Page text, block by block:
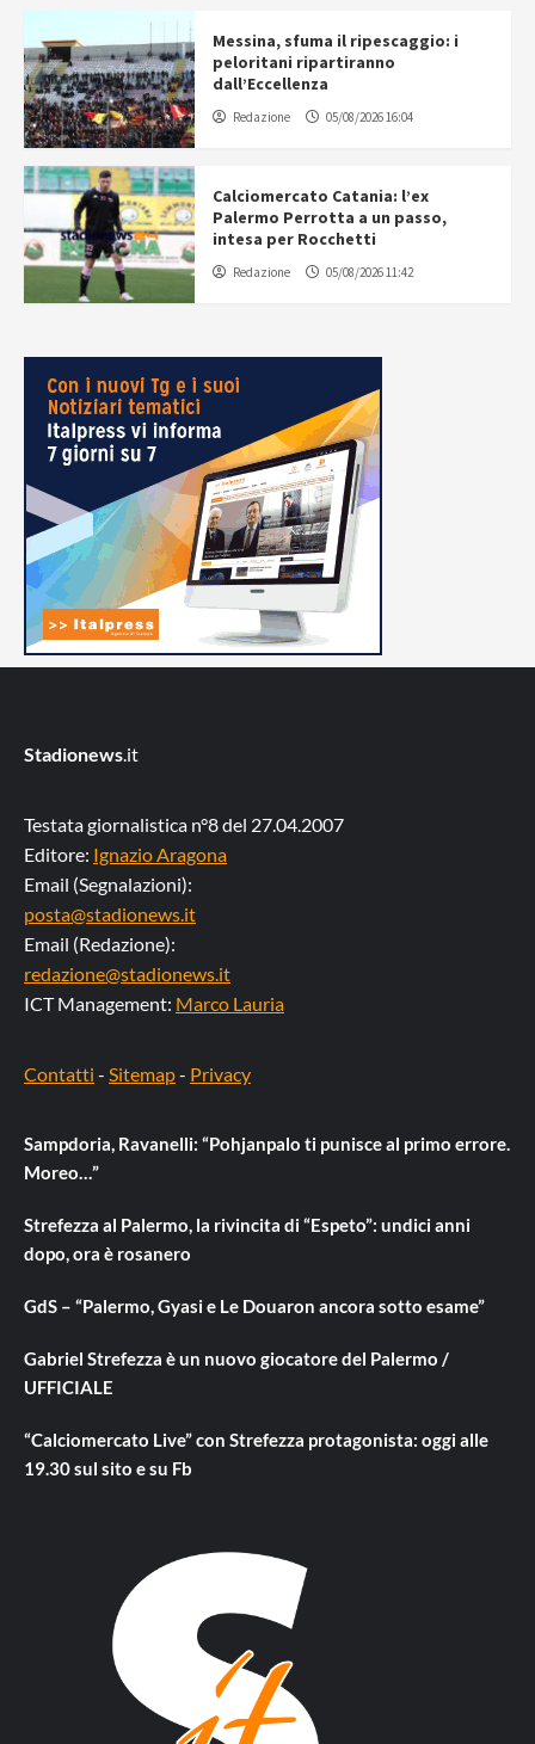
Messina, sfuma il ripescaggio: i
peloritani ripartiranno
dall’Eccellenza
Redazione 05/08/2026 16:04
Calciomercato Catania: l’ex
Palermo Perrotta a un passo,
intesa per Rocchetti
Redazione 05/08/2026 11:42
Stadionews.it
Testata giornalistica n°8 del 27.04.2007
Editore: Ignazio Aragona
Email (Segnalazioni):
posta@stadionews.it
Email (Redazione):
redazione@stadionews.it
ICT Management: Marco Lauria
Contatti - Sitemap- Privacy
Sampdoria, Ravanelli: “Pohjanpalo ti punisce al primo errore.
Moreo…”
Strefezza al Palermo, la rivincita di “Espeto”: undici anni
dopo, ora è rosanero
GdS – “Palermo, Gyasi e Le Douaron ancora sotto esame”
Gabriel Strefezza è un nuovo giocatore del Palermo /
UFFICIALE
“Calciomercato Live” con Strefezza protagonista: oggi alle
19.30 sul sito e su Fb